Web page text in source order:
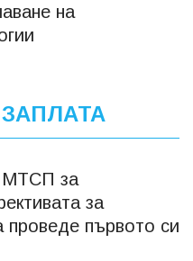
на
МТСП за
за
проведе първото си